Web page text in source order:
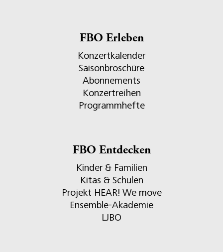
FBO Erleben
Konzertkalender
Saisonbroschüre
Abonnements
Konzertreihen
Programmhefte
FBO Entdecken
Kinder & Familien
Kitas & Schulen
Projekt HEAR! We move
Ensemble-Akademie
LJBO